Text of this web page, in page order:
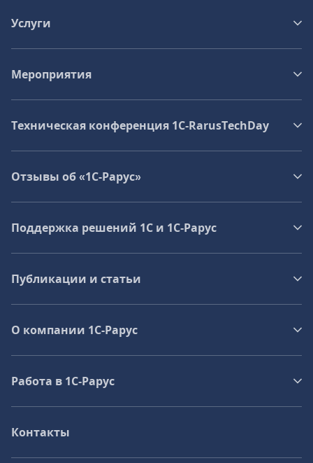
Услуги
Мероприятия
Техническая конференция 1C‑RarusTechDay
Отзывы об «1С-Рарус»
Поддержка решений 1С и 1С‑Рарус
Публикации и статьи
О компании 1C-Рарус
Работа в 1С‑Рарус
Контакты